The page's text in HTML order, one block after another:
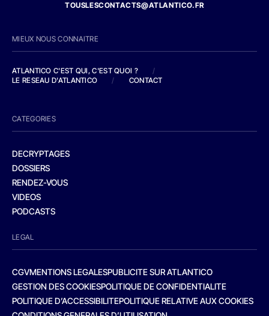
TOUSLESCONTACTS@ATLANTICO.FR
MIEUX NOUS CONNAITRE
ATLANTICO C'EST QUI, C'EST QUOI ?
/
LE RESEAU D'ATLANTICO
/ CONTACT
CATEGORIES
DECRYPTAGES
DOSSIERS
RENDEZ-VOUS
VIDEOS
PODCASTS
LEGAL
CGVMENTIONS LEGALESPUBLICITE SUR ATLANTICO
GESTION DES COOKIESPOLITIQUE DE CONFIDENTIALITE
POLITIQUE D’ACCESSIBILITEPOLITIQUE RELATIVE AUX COOKIES